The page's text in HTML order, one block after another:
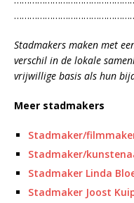
Stadmakers maken met
verschil in de lokale
vrijwillige basis als hun
Meer stadmakers
Stadmaker/
Stadmaker/
Stadmaker Linda
Stadmaker Joost